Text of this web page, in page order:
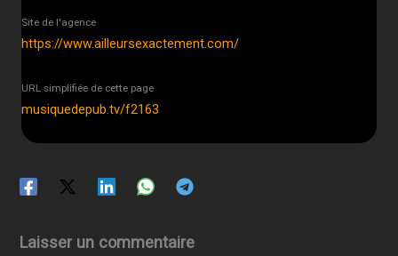
Site de l'agence
https://www.ailleursexactement.com/
URL simplifiée de cette page
musiquedepub.tv/f2163
Laisser un commentaire